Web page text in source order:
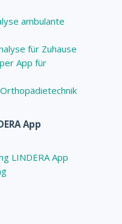
ambulante
für Zuhause
App für
App
LINDERA App